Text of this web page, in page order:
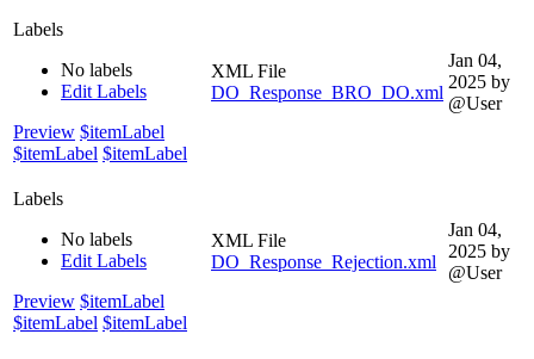
Labels
No labels
Edit Labels
Preview $itemLabel
$itemLabel $itemLabel
XML File
DO_Response_BRO_DO.xml
Jan 04,
2025 by
@User
Labels
No labels
Edit Labels
Preview $itemLabel
$itemLabel $itemLabel
XML File
DO_Response_Rejection.xml
Jan 04,
2025 by
@User